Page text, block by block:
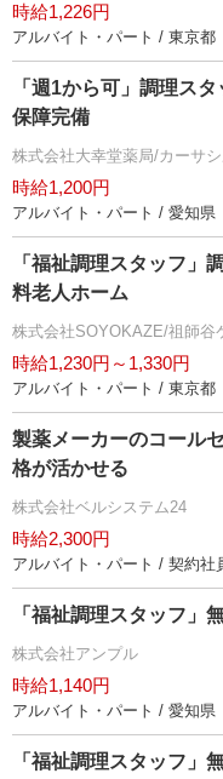
時給1,226円
アルバイト・パート / 東京都
「週1から可」調理ス
保障完備
株式会社大幸堂薬局/カーサシ
時給1,200円
アルバイト・パート / 愛知県
「福祉調理スタッフ」
料老人ホーム
株式会社SOYOKAZE/祖師谷
時給1,230円～1,330円
アルバイト・パート / 東京都
製薬メーカーのコール
格が活かせる
株式会社ベルシステム24
時給2,300円
アルバイト・パート / 契約社
「福祉調理スタッフ」
株式会社アンプル
時給1,140円
アルバイト・パート / 愛知県
「福祉調理スタッフ」